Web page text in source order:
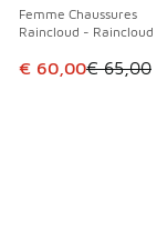
Femme Chaussures
Raincloud - Raincloud
Cet article est
€ 60,00€ 65,00